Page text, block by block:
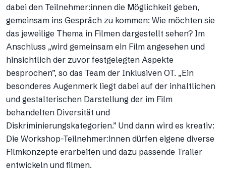
dabei den Teilnehmer:innen die Möglichkeit geben,
gemeinsam ins Gespräch zu kommen: Wie möchten sie
das jeweilige Thema in Filmen dargestellt sehen? Im
Anschluss „wird gemeinsam ein Film angesehen und
hinsichtlich der zuvor festgelegten Aspekte
besprochen”, so das Team der Inklusiven OT. „Ein
besonderes Augenmerk liegt dabei auf der inhaltlichen
und gestalterischen Darstellung der im Film
behandelten Diversität und
Diskriminierungskategorien.” Und dann wird es kreativ:
Die Workshop-Teilnehmer:innen dürfen eigene diverse
Filmkonzepte erarbeiten und dazu passende Trailer
entwickeln und filmen.